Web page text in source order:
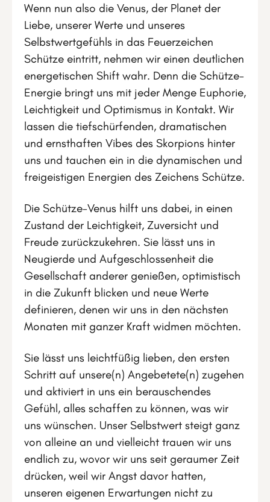
Wenn nun also die Venus, der Planet der
Liebe, unserer Werte und unseres
Selbstwertgefühls in das Feuerzeichen
Schütze eintritt, nehmen wir einen deutlichen
energetischen Shift wahr. Denn die Schütze-
Energie bringt uns mit jeder Menge Euphorie,
Leichtigkeit und Optimismus in Kontakt. Wir
lassen die tiefschürfenden, dramatischen
und ernsthaften Vibes des Skorpions hinter
uns und tauchen ein in die dynamischen und
freigeistigen Energien des Zeichens Schütze.
Die Schütze-Venus hilft uns dabei, in einen
Zustand der Leichtigkeit, Zuversicht und
Freude zurückzukehren. Sie lässt uns in
Neugierde und Aufgeschlossenheit die
Gesellschaft anderer genießen, optimistisch
in die Zukunft blicken und neue Werte
definieren, denen wir uns in den nächsten
Monaten mit ganzer Kraft widmen möchten.
Sie lässt uns leichtfüßig lieben, den ersten
Schritt auf unsere(n) Angebetete(n) zugehen
und aktiviert in uns ein berauschendes
Gefühl, alles schaffen zu können, was wir
uns wünschen. Unser Selbstwert steigt ganz
von alleine an und vielleicht trauen wir uns
endlich zu, wovor wir uns seit geraumer Zeit
drücken, weil wir Angst davor hatten,
unseren eigenen Erwartungen nicht zu